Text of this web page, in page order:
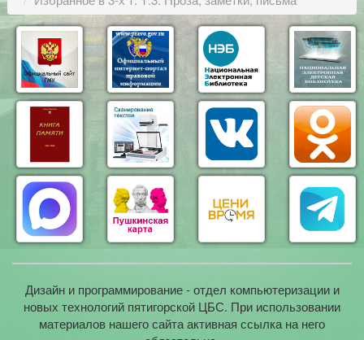
Дизайн и программирование - отдел компьютеризации и
новых технологий пятигорской ЦБС. При использовании
материалов нашего сайта активная ссылка на него